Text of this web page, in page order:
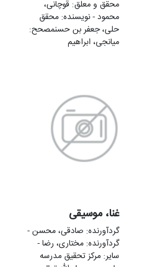
محقق و معلق: قوچانی،
محمود - نویسنده: محقق
حلی، جعفر بن حسنمصحح:
میانجی، ابراهیم
غنا، موسیقی
گردآورنده: صادقی، محسن -
گردآورنده: مختاری، رضا -
سایر: مرکز تحقیق مدرسه